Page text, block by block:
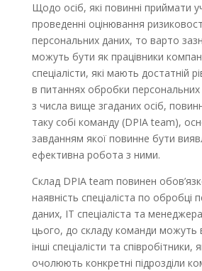
Щодо осіб, які повинні приймати
проведенні оцінювання
персональних даних, то варто
можуть бути як працівники
спеціалісти, які мають достатній
в питаннях обробки персональних
з числа вище згаданих осіб,
таку собі команду (DPIA team),
завданням якої повинне бути
ефективна робота з ними.
Склад DPIA team повинен
наявність спеціаліста по обробці
даних, ІТ спеціаліста та
цього, до складу команди можуть
інші спеціалісти та співробітники,
очолюють конкретні підрозділи